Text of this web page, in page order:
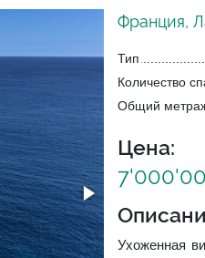
Франция,
Тип
Количество
Общий
Цена:
Ухоженная